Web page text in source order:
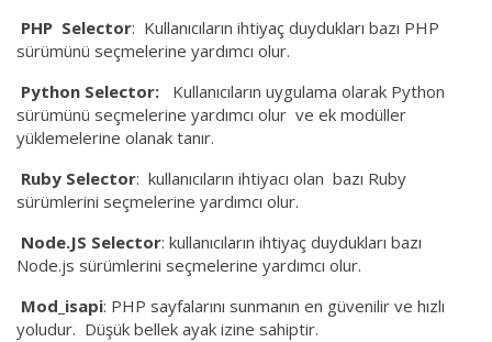
PHP Selector: Kullanıcıların ihtiyaç duydukları bazı PHP
sürümünü seçmelerine yardımcı olur.
Python Selector:
Kullanıcıların uygulama olarak Python
sürümünü seçmelerine yardımcı olur ve ek modüller
yüklemelerine olanak tanır.
Ruby Selector: kullanıcıların ihtiyacı olan bazı Ruby
sürümlerini seçmelerine yardımcı olur.
Node.JS Selector: kullanıcıların ihtiyaç duydukları bazı
Node.js sürümlerini seçmelerine yardımcı olur.
Mod_isapi: PHP sayfalarını sunmanın en güvenilir ve hızlı
yoludur. Düşük bellek ayak izine sahiptir.